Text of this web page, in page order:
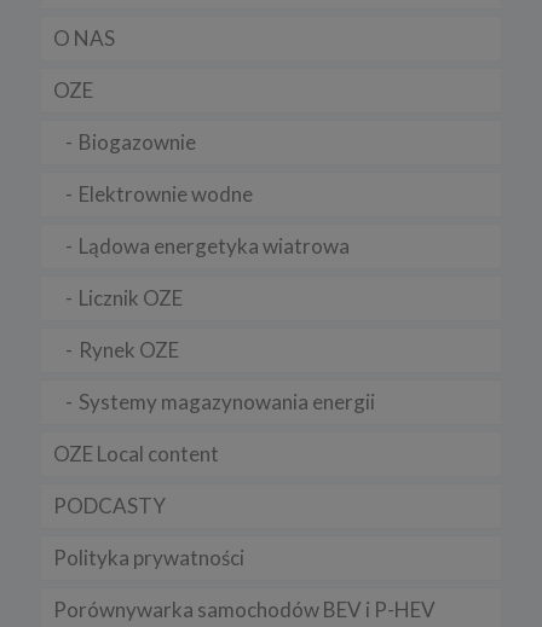
O NAS
OZE
Biogazownie
Elektrownie wodne
Lądowa energetyka wiatrowa
Licznik OZE
Rynek OZE
Systemy magazynowania energii
OZE Local content
PODCASTY
Polityka prywatności
Porównywarka samochodów BEV i P-HEV